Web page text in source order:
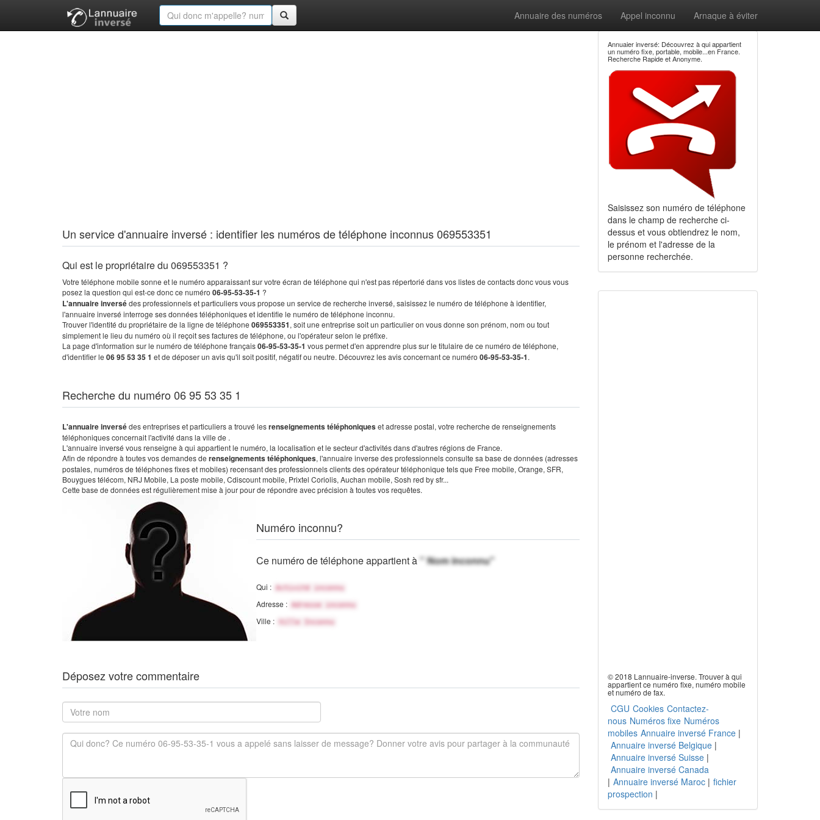
Annuaire des numéros Appel inconnu Arnaque à éviter
Un service d'annuaire inversé : identifier les numéros de téléphone inconnus 069553351
Qui est le propriétaire du 069553351 ?
Votre téléphone mobile sonne et le numéro apparaissant sur votre écran de téléphone qui n'est pas répertorié dans vos listes de contacts donc vous vous
posez la question qui est-ce donc ce numéro 06-95-53-35-1 ?
L'annuaire inversédes professionnels et particuliers vous propose un service de recherche inversé, saisissez le numéro de téléphone à identifier,
l'annuaire inversé interroge ses données téléphoniques et identifie le numéro de téléphone inconnu.
Trouver l'identité du propriétaire de la ligne de téléphone 069553351, soit une entreprise soit un particulier on vous donne son prénom, nom ou tout
simplement le lieu du numéro où il reçoit ses factures de téléphone, ou l'opérateur selon le préfixe.
La page d'information sur le numéro de téléphone français06-95-53-35-1 vous permet d'en apprendre plus sur le titulaire de ce numéro de téléphone,
d'identifier le 06 95 53 35 1 et de déposer un avis qu'il soit positif, négatif ou neutre. Découvrez les avis concernant ce numéro 06-95-53-35-1.
Recherche du numéro 06 95 53 35 1
L'annuaire inversédes entreprises et particuliers a trouvé lesrenseignements téléphoniqueset adresse postal, votre recherche de renseignements
téléphoniques concernait l'activité dans la ville de .
L'annuaire inversé vous renseigne à qui appartient le numéro, la localisation et le secteur d'activités dans d'autres régions de France.
Afin de répondre à toutes vos demandes de renseignements téléphoniques, l'annuaire inverse des professionnels consulte sa base de données (adresses
postales, numéros de téléphones fixes et mobiles) recensant des professionnels clients des opérateur téléphonique tels que Free mobile, Orange, SFR,
Bouygues télécom, NRJ Mobile, La poste mobile, Cdiscount mobile, Prixtel Coriolis, Auchan mobile, Sosh red by sfr...
Cette base de données est régulièrement mise à jour pour de répondre avec précision à toutes vos requêtes.
Numéro inconnu?
Ce numéro de téléphone appartient à" Nom inconnu"
Qui : Activité inconnu
Adresse : Adresse inconnu
Ville : Ville Inconnu
Déposez votre commentaire
Annuaier inversé: Découvrez à qui appartient
un numéro fixe, portable, mobile...en France.
Recherche Rapide et Anonyme.
Saisissez son numéro de téléphone
dans le champ de recherche ci-
dessus et vous obtiendrez le nom,
le prénom et l'adresse de la
personne recherchée.
© 2018 Lannuaire-inverse. Trouver à qui
appartient ce numéro fixe, numéro mobile
et numéro de fax.
CGU Cookies Contactez-
nous Numéros fixe Numéros
mobiles Annuaire inversé France|
Annuaire inversé Belgique|
Annuaire inversé Suisse|
Annuaire inversé Canada
| Annuaire inversé Maroc| fichier
prospection |